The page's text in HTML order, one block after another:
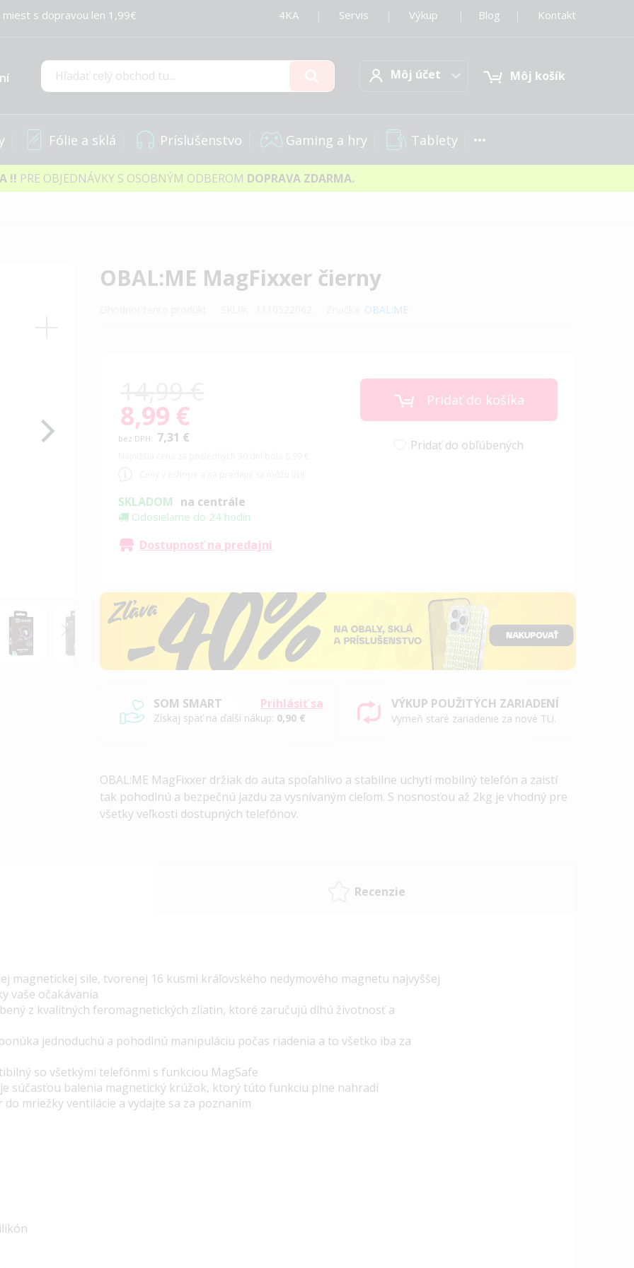
s dopravou len 1,99€ 4KA Servis Výkup Blog Kontakt
Hľadať
Môj účetMôj účet Môj košík
Fólie a sklá Príslušenstvo Gaming a hry Tablety
!! PRE OBJEDNÁVKY S OSOBNÝM ODBEROM DOPRAVA ZDARMA.
OBAL:ME MagFixxer čierny
OBAL:ME
Special
Price
8,99 €
7,31 €
SKLADOM na centrále
Odosielame do 24 hodín
Dostupnosť na predajni
Pridať do košíka
Pridať do obľúbených
Prihlásiť sa
SOM SMART
Získaj späť na ďalší nákup: 0,90 €
VÝKUP POUŽITÝCH ZARIADENÍ
Vymeň staré zariadenie za nové TU.
OBAL:ME MagFixxer držiak do auta spoľahlivo a stabilne uchytí mobilný telefón a zaistí
tak pohodlnú a bezpečnú jazdu za vysnívaným cieľom. S nosnosťou až 2kg je vhodný pre
všetky veľkosti dostupných telefónov.
Recenzie
magnetickej sile, tvorenej 16 kusmi kráľovského nedymového magnetu najvyššej
vaše očakávania
z kvalitných feromagnetických zliatin, ktoré zaručujú dlhú životnosť a
jednoduchú a pohodlnú manipuláciu počas riadenia a to všetko iba za
so všetkými telefónmi s funkciou MagSafe
súčasťou balenia magnetický krúžok, ktorý túto funkciu plne nahradí
mriežky ventilácie a vydajte sa za poznaním